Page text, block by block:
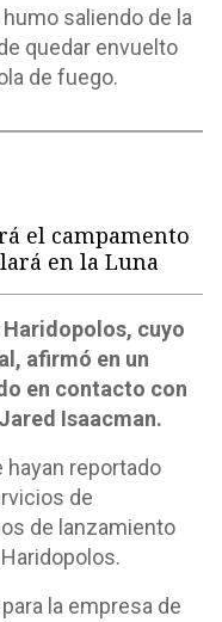
saliendo de la
quedar envuelto
de fuego.
el campamento
en la Luna
cuyo
afirmó en un
en contacto con
Isaacman.
hayan reportado
de
de lanzamiento
la empresa de